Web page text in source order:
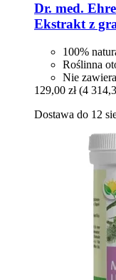
Dr. med.
Ekstrakt z
100%
Roślinna
Nie
129,00 zł (4
Dostawa do 12